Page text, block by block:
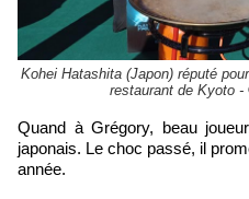
Kohei Hatashita (Japon) réputé
restaurant de Kyoto
Quand à Grégory, beau joueur, il reconnait la domination du
japonais. Le choc passé, il
année.